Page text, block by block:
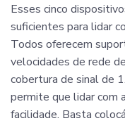
Esses cinco
suficientes para lidar
Todos oferecem
velocidades de rede
cobertura de sinal de
permite que lidar com
facilidade. Basta